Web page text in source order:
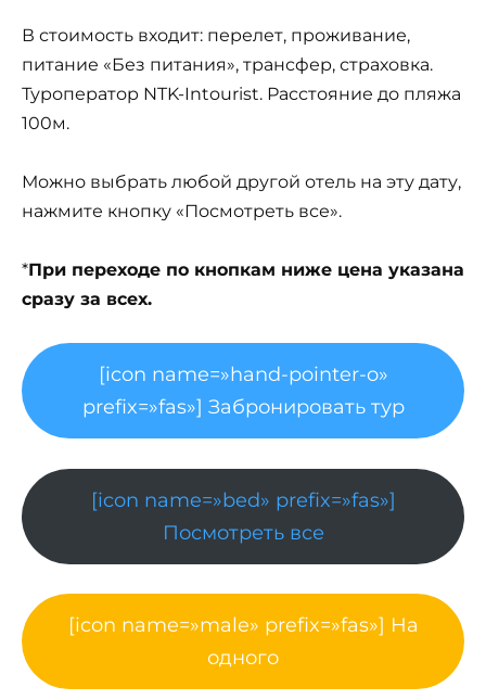
В стоимость входит: перелет, проживание,
питание «Без питания», трансфер, страховка.
Туроператор NTK-Intourist. Расстояние до пляжа
100м.
Можно выбрать любой другой отель на эту дату,
нажмите кнопку «Посмотреть все».
*При переходе по кнопкам ниже цена указана
сразу за всех.
[icon name=»hand-pointer-o»
prefix=»fas»] Забронировать тур
[icon name=»bed» prefix=»fas»]
Посмотреть все
[icon name=»male» prefix=»fas»] На
одного